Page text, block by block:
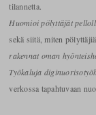
tilannetta.
Huomioi pölyttäjät
sekä siitä, miten
rakennat oman
Työkaluja
verkossa tapahtuvaan